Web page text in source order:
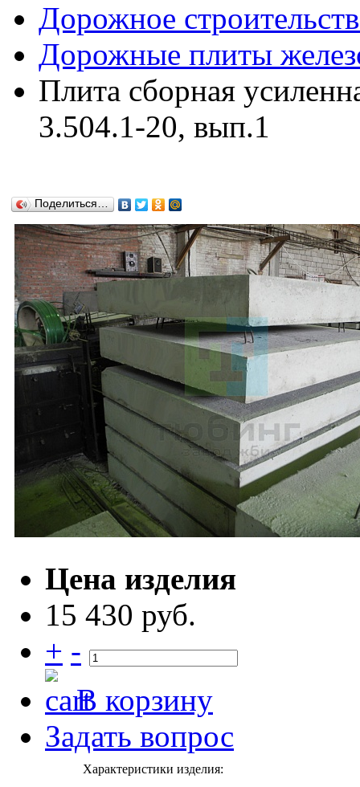
Дорожное
Дорожные плиты
Плита сборная
3.504.1-20, вып.1
Поделиться…
Цена изделия
15 430 руб.
+ -
В корзину
Задать вопрос
Характеристики изделия: